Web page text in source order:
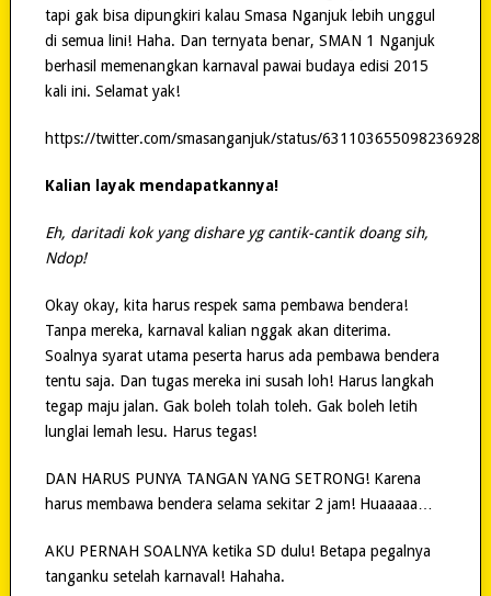
tapi gak bisa dipungkiri kalau Smasa Nganjuk lebih unggul
di semua lini! Haha. Dan ternyata benar, SMAN 1 Nganjuk
berhasil memenangkan karnaval pawai budaya edisi 2015
kali ini. Selamat yak!
https://twitter.com/smasanganjuk/status/631103655098236928
Kalian layak mendapatkannya!
Eh, daritadi kok yang dishare yg cantik-cantik doang sih,
Ndop!
Okay okay, kita harus respek sama pembawa bendera!
Tanpa mereka, karnaval kalian nggak akan diterima.
Soalnya syarat utama peserta harus ada pembawa bendera
tentu saja. Dan tugas mereka ini susah loh! Harus langkah
tegap maju jalan. Gak boleh tolah toleh. Gak boleh letih
lunglai lemah lesu. Harus tegas!
DAN HARUS PUNYA TANGAN YANG SETRONG! Karena
harus membawa bendera selama sekitar 2 jam! Huaaaaa…
AKU PERNAH SOALNYA ketika SD dulu! Betapa pegalnya
tanganku setelah karnaval! Hahaha.